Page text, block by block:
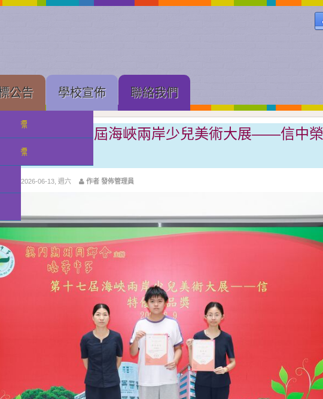
公告
部招標
部招標
學校宣佈 聯絡我們
學生在第十七屆海峽兩岸少兒美術大展――信中榮
發佈: 2026-06-13, 週六 作者 發佈管理員